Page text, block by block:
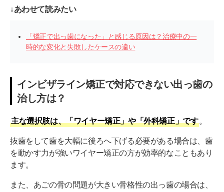
↓あわせて読みたい
「矯正で出っ歯になった」と感じる原因は？治療中の一
時的な変化と失敗したケースの違い
インビザライン矯正で対応できない出っ歯の
治し方は？
主な選択肢は、「ワイヤー矯正」や「外科矯正」です 。
抜歯をして歯を大幅に後ろへ下げる必要がある場合は、歯
を動かす力が強いワイヤー矯正の方が効率的なこともあり
ます。
また、あごの骨の問題が大きい骨格性の出っ歯の場合は、